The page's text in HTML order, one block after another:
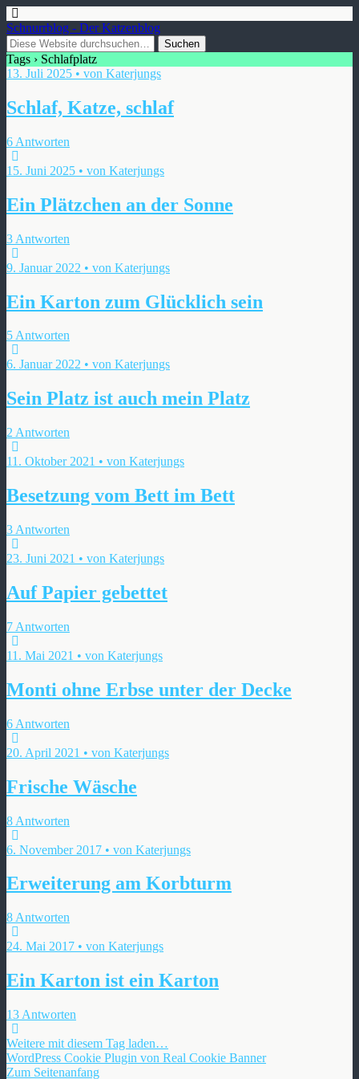
Schnurrblog - Der Katzenblog
Tags › Schlafplatz
13. Juli 2025 • von Katerjungs
Schlaf, Katze, schlaf
6 Antworten
15. Juni 2025 • von Katerjungs
Ein Plätzchen an der Sonne
3 Antworten
9. Januar 2022 • von Katerjungs
Ein Karton zum Glücklich sein
5 Antworten
6. Januar 2022 • von Katerjungs
Sein Platz ist auch mein Platz
2 Antworten
11. Oktober 2021 • von Katerjungs
Besetzung vom Bett im Bett
3 Antworten
23. Juni 2021 • von Katerjungs
Auf Papier gebettet
7 Antworten
11. Mai 2021 • von Katerjungs
Monti ohne Erbse unter der Decke
6 Antworten
20. April 2021 • von Katerjungs
Frische Wäsche
8 Antworten
6. November 2017 • von Katerjungs
Erweiterung am Korbturm
8 Antworten
24. Mai 2017 • von Katerjungs
Ein Karton ist ein Karton
13 Antworten
Weitere mit diesem Tag laden…
WordPress Cookie Plugin von Real Cookie Banner
Zum Seitenanfang